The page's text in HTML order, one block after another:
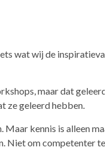
wat wij de
maar dat
ze geleerd hebben.
Maar kennis is alleen
Niet om competenter